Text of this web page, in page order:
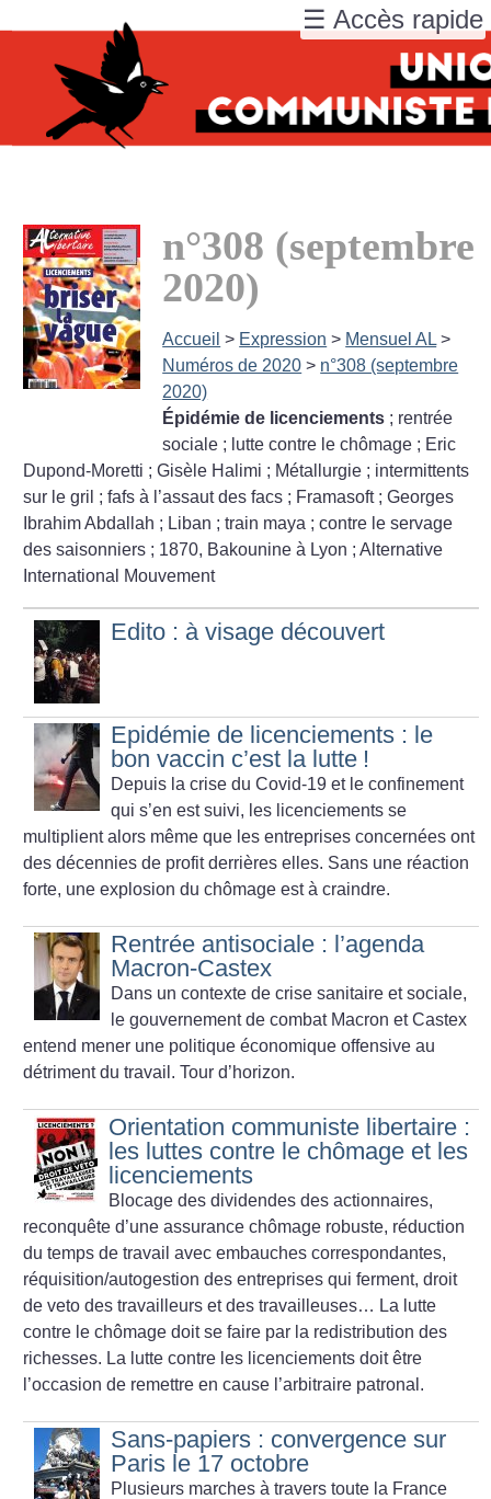
n°308 (septembre
2020)
Accueil > Expression > Mensuel AL >
Numéros de 2020 > n°308 (septembre
2020)
Épidémie de licenciements ; rentrée
sociale ; lutte contre le chômage ; Eric
Dupond-Moretti ; Gisèle Halimi ; Métallurgie ; intermittents
sur le gril ; fafs à l’assaut des facs ; Framasoft ; Georges
Ibrahim Abdallah ; Liban ; train maya ; contre le servage
des saisonniers ; 1870, Bakounine à Lyon ; Alternative
International Mouvement
Edito : à visage découvert
Epidémie de licenciements : le
bon vaccin c’est la lutte !
Depuis la crise du Covid-19 et le confinement
qui s’en est suivi, les licenciements se
multiplient alors même que les entreprises concernées ont
des décennies de profit derrières elles. Sans une réaction
forte, une explosion du chômage est à craindre.
Rentrée antisociale : l’agenda
Macron-Castex
Dans un contexte de crise sanitaire et sociale,
le gouvernement de combat Macron et Castex
entend mener une politique économique offensive au
détriment du travail. Tour d’horizon.
Orientation communiste libertaire :
les luttes contre le chômage et les
licenciements
Blocage des dividendes des actionnaires,
reconquête d’une assurance chômage robuste, réduction
du temps de travail avec embauches correspondantes,
réquisition/autogestion des entreprises qui ferment, droit
de veto des travailleurs et des travailleuses… La lutte
contre le chômage doit se faire par la redistribution des
richesses. La lutte contre les licenciements doit être
l’occasion de remettre en cause l’arbitraire patronal.
Sans-papiers : convergence sur
Paris le 17 octobre
Plusieurs marches à travers toute la France
☰ Accès rapide